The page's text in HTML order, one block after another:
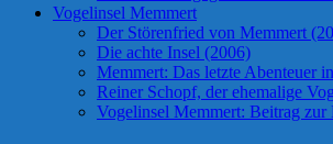
Vogelinsel Memmert
Der Störenfried von Memmert
Die achte Insel (2006)
Memmert: Das letzte Abenteuer
Reiner Schopf, der ehemalige
Vogelinsel Memmert: Beitrag